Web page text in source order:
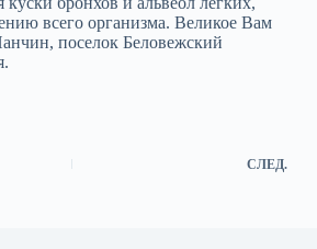
всего организма. Великое Вам
поселок Беловежский
СЛЕД.